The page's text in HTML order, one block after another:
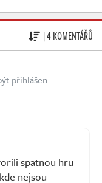
| 4 KOMENTÁŘŮ
přihlášen.
spatnou hru
nejsou